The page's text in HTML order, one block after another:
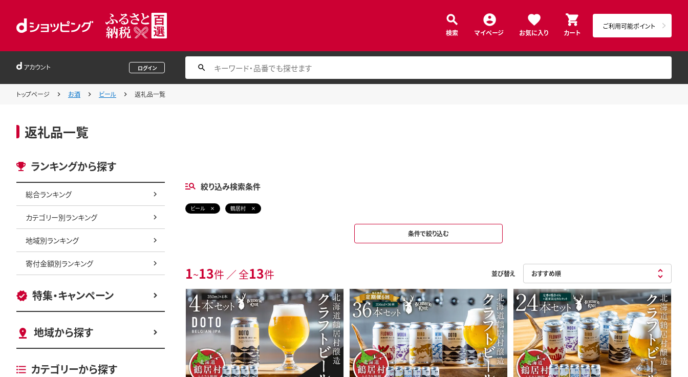
検索 マイページ お気に入り カート
ご利用可能ポイント
アカウント ログイン
トップページ お酒 ビール 返礼品一覧
返礼品一覧
ランキングから探す
総合ランキング
カテゴリー別ランキング
地域別ランキング
寄付金額別ランキング
特集・キャンペーン
地域から探す
カテゴリーから探す
絞り込み検索条件
ビール 鶴居村
条件で絞り込む
1~13件 ／ 全13件 並び替え